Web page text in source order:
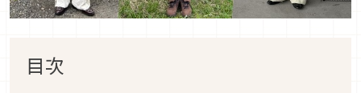
目次